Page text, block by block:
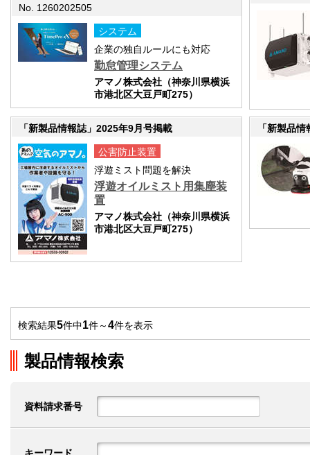
No. 1260202505
システム
企業の独自ルールにも対応
勤怠管理システム
アマノ株式会社（神奈川県横浜
市港北区大豆戸町275）
「新製品情報誌」2025年9月号掲載
公害防止装置
浮遊ミスト問題を解決
浮遊オイルミスト用集塵装
置
アマノ株式会社（神奈川県横浜
市港北区大豆戸町275）
「新製品
検索結果5件中1件～4件を表示
製品情報検索
資料請求番号
キーワード